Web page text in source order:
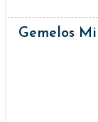
Gemelos